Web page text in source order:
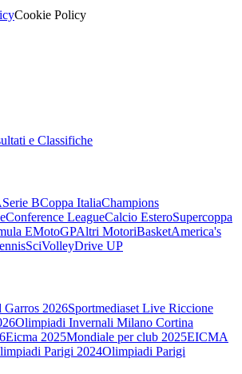
Cookie Policy
e Classifiche
Serie BCoppa ItaliaChampions
Conference LeagueCalcio EsteroSupercoppa
EMotoGPAltri MotoriBasketAmerica's
SciVolleyDrive UP
Garros 2026Sportmediaset Live Riccione
Olimpiadi Invernali Milano Cortina
Eicma 2025Mondiale per club 2025EICMA
Parigi 2024Olimpiadi Parigi